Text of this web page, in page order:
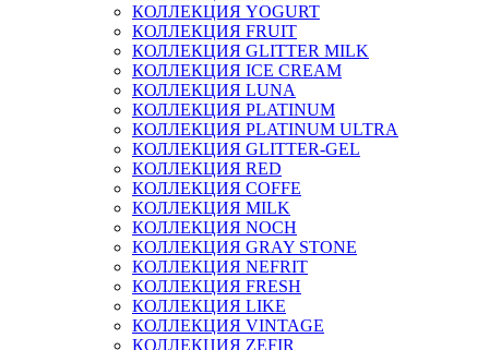
КОЛЛЕКЦИЯ YOGURT
КОЛЛЕКЦИЯ FRUIT
КОЛЛЕКЦИЯ GLITTER MILK
КОЛЛЕКЦИЯ ICE CREAM
КОЛЛЕКЦИЯ LUNA
КОЛЛЕКЦИЯ PLATINUM
КОЛЛЕКЦИЯ PLATINUM ULTRA
КОЛЛЕКЦИЯ GLITTER-GEL
КОЛЛЕКЦИЯ RED
КОЛЛЕКЦИЯ COFFE
КОЛЛЕКЦИЯ MILK
КОЛЛЕКЦИЯ NOCH
КОЛЛЕКЦИЯ GRAY STONE
КОЛЛЕКЦИЯ NEFRIT
КОЛЛЕКЦИЯ FRESH
КОЛЛЕКЦИЯ LIKE
КОЛЛЕКЦИЯ VINTAGE
КОЛЛЕКЦИЯ ZEFIR